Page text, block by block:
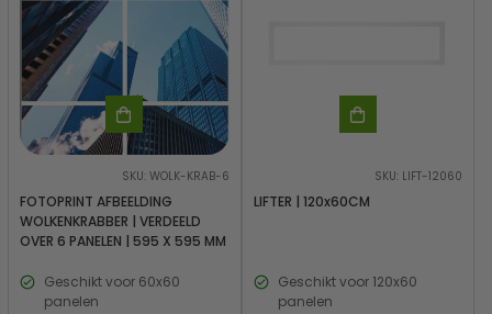
SKU: WOLK-KRAB-6
FOTOPRINT AFBEELDING
WOLKENKRABBER | VERDEELD
OVER 6 PANELEN | 595 X 595 MM
Geschikt voor 60x60
panelen
SKU: LIFT-12060
LIFTER | 120x60CM
Geschikt voor 120x60
panelen